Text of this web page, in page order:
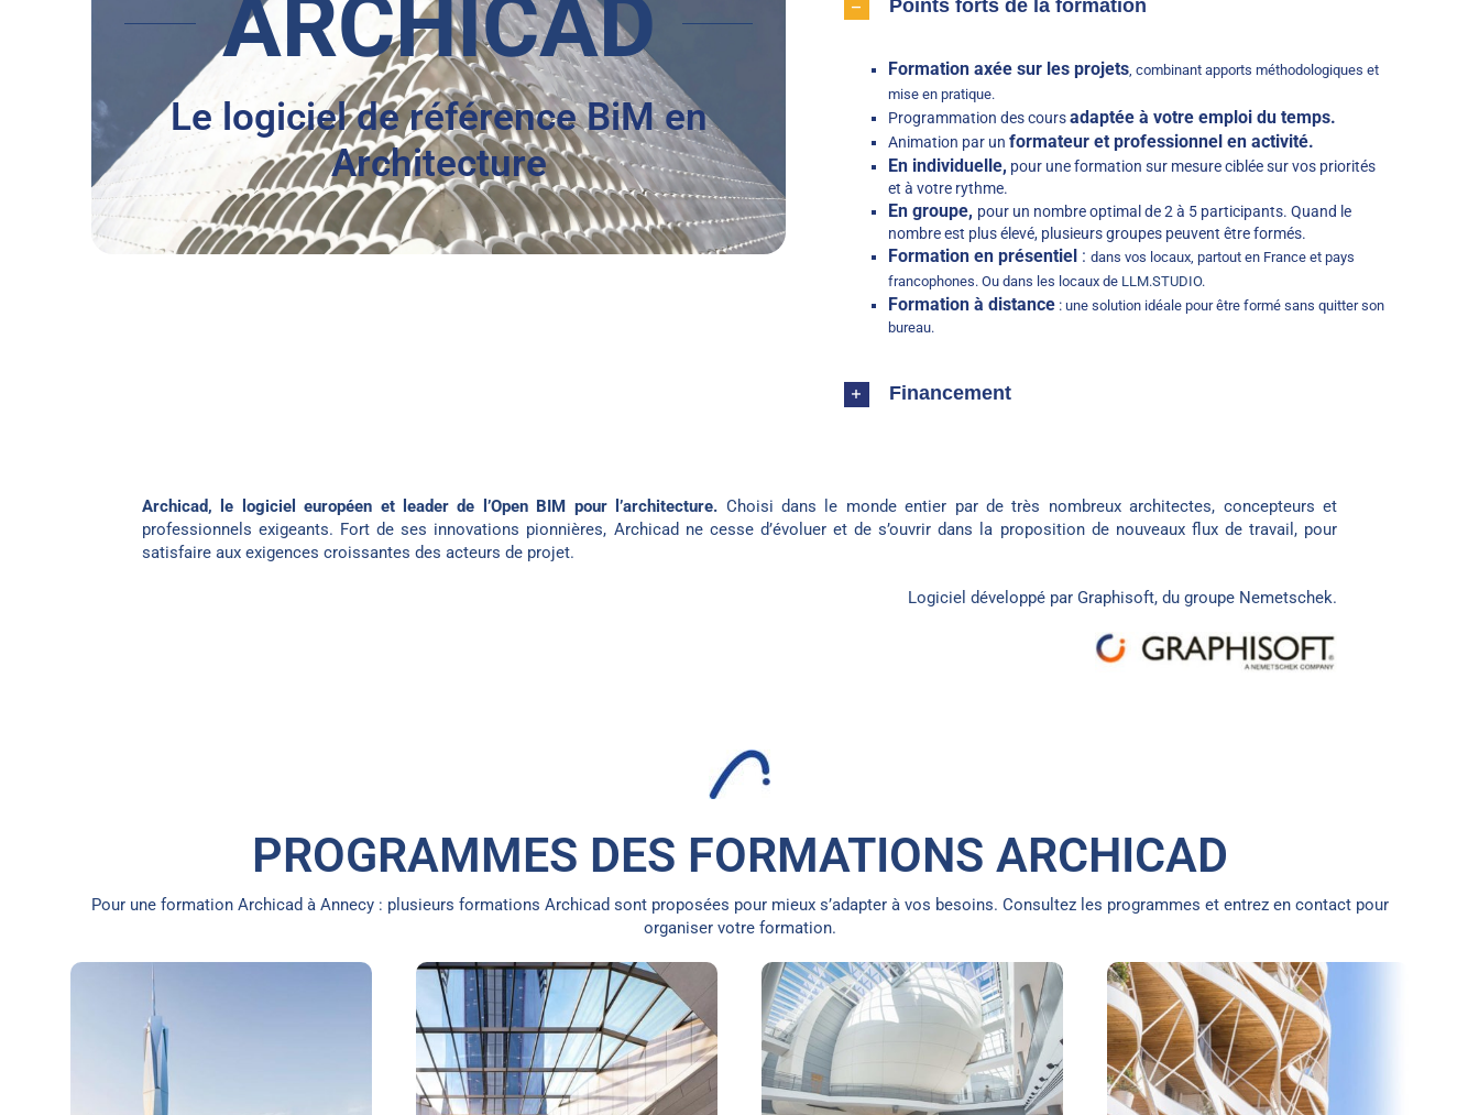
ARCHICAD
Le logiciel de référence BiM en
Architecture
Points forts de la formation
Formation axée sur les projets, combinant apports méthodologiques et
mise en pratique.
Programmation des coursadaptée à votre emploi du temps.
Animation par un formateur et professionnel en activité.
En individuelle, pour une formation sur mesure ciblée sur vos priorités
et à votre rythme.
En groupe, pour un nombre optimal de 2 à 5 participants. Quand le
nombre est plus élevé, plusieurs groupes peuvent être formés.
Formation en présentiel: dans vos locaux, partout en France et pays
francophones. Ou dans les locaux de LLM.STUDIO.
Formation à distance: une solution idéale pour être formé sans quitter son
bureau.
Financement
Archicad, le logiciel européen et leader de l’Open BIM pour l’architecture. Choisi dans le monde entier par de très nombreux architectes, concepteurs et
professionnels exigeants. Fort de ses innovations pionnières, Archicad ne cesse d’évoluer et de s’ouvrir dans la proposition de nouveaux flux de travail, pour
satisfaire aux exigences croissantes des acteurs de projet.
Logiciel développé par Graphisoft, du groupe Nemetschek.
PROGRAMMES DES FORMATIONS ARCHICAD
Pour une formation Archicad à Annecy : plusieurs formations Archicad sont proposées pour mieux s’adapter à vos besoins. Consultez les programmes et entrez en contact pour
organiser votre formation.
Archicad perfectionnement Archicad BiM Niveau 2 Nouveautés Archicad 29